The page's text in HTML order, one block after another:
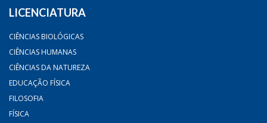
LICENCIATURA
CIÊNCIAS BIOLÓGICAS
CIÊNCIAS HUMANAS
CIÊNCIAS DA NATUREZA
EDUCAÇÃO FÍSICA
FILOSOFIA
FÍSICA